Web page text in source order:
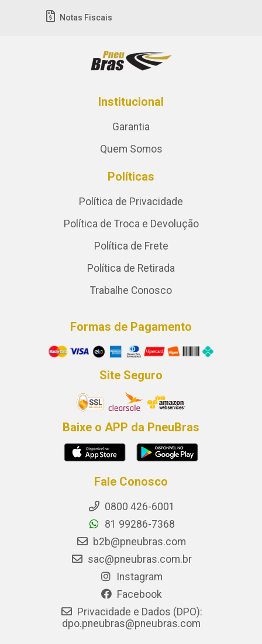
Notas Fiscais
Institucional
Garantia
Quem Somos
Políticas
Política de Privacidade
Política de Troca e Devolução
Política de Frete
Política de Retirada
Trabalhe Conosco
Formas de Pagamento
Site Seguro
Baixe o APP da PneuBras
Fale Conosco
0800 426-6001
81 99286-7368
b2b@pneubras.com
sac@pneubras.com.br
Instagram
Facebook
Privacidade e Dados (DPO):
dpo.pneubras@pneubras.com